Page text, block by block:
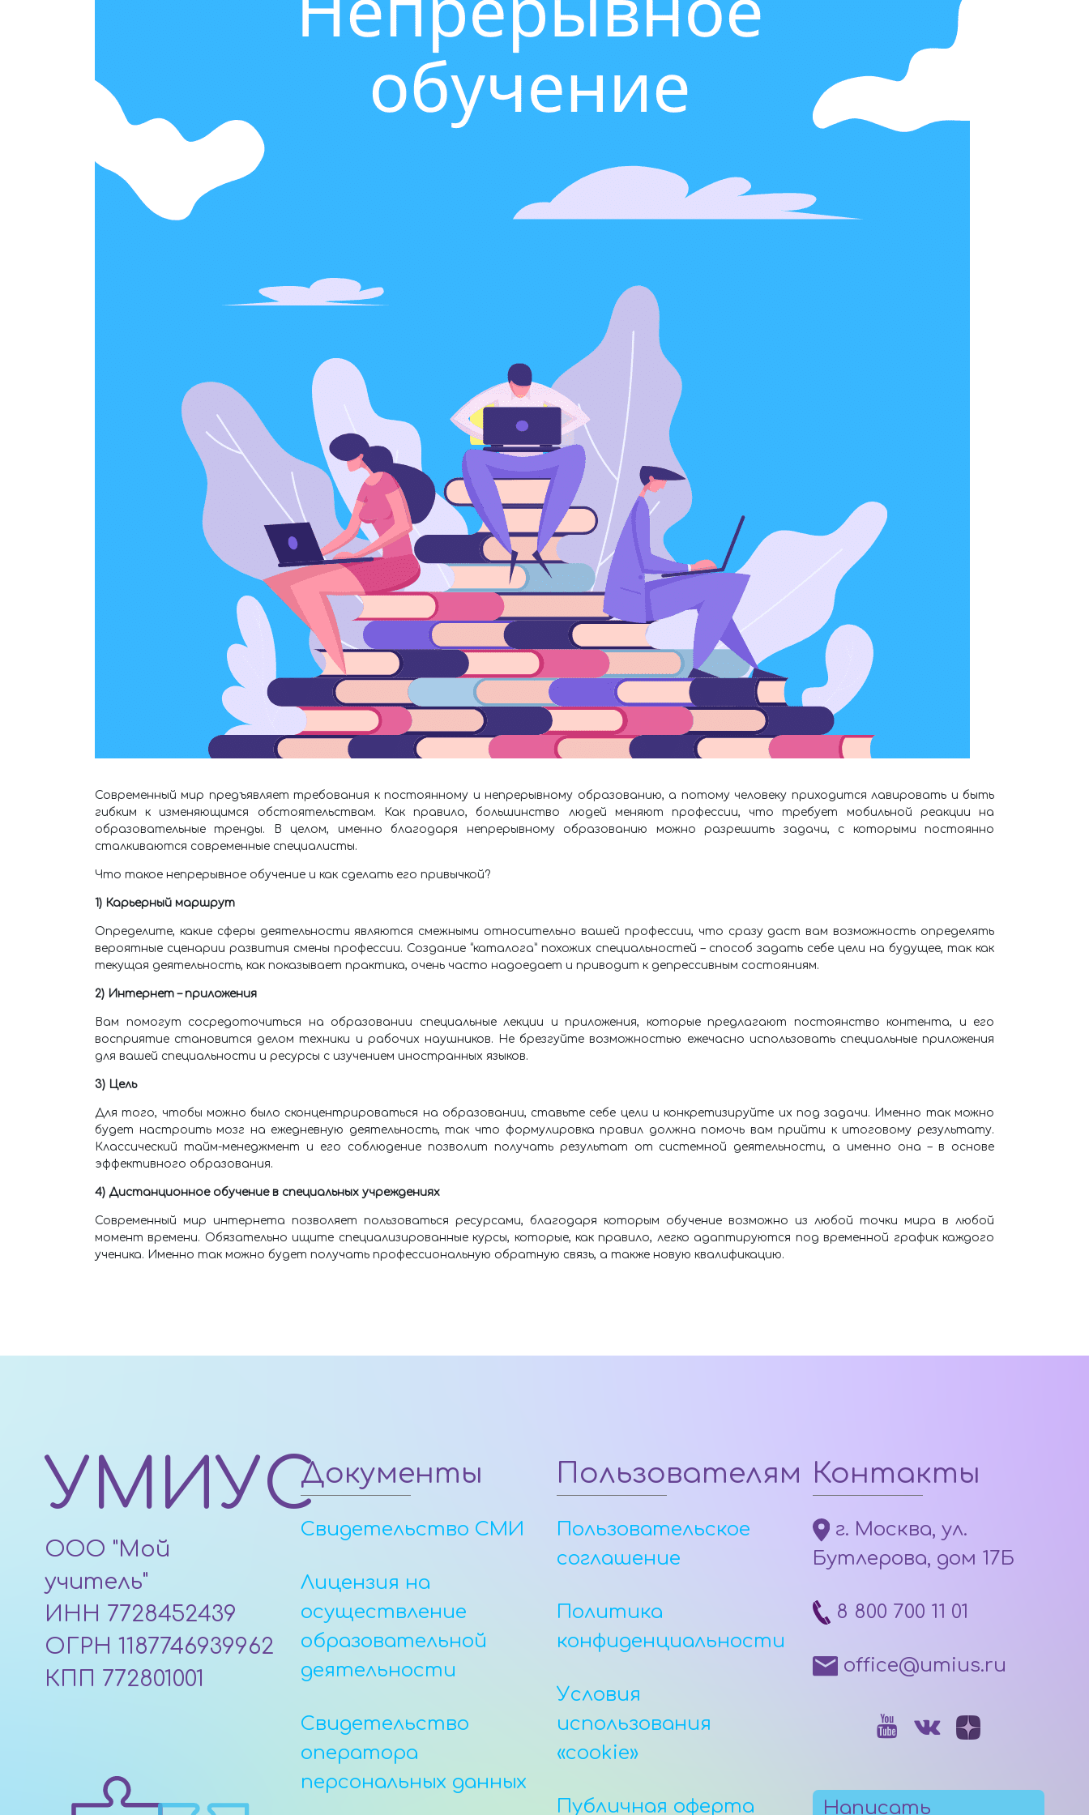
Современный мир предъявляет требования к постоянному и непрерывному образованию, а потому человеку приходится лавировать и быть
гибким к изменяющимся обстоятельствам. Как правило, большинство людей меняют профессии, что требует мобильной реакции на
образовательные тренды. В целом, именно благодаря непрерывному образованию можно разрешить задачи, с которыми постоянно
сталкиваются современные специалисты.
Что такое непрерывное обучение и как сделать его привычкой?
1) Карьерный маршрут
Определите, какие сферы деятельности являются смежными относительно вашей профессии, что сразу даст вам возможность определять
вероятные сценарии развития смены профессии. Создание “каталога” похожих специальностей – способ задать себе цели на будущее, так как
текущая деятельность, как показывает практика, очень часто надоедает и приводит к депрессивным состояниям.
2) Интернет – приложения
Вам помогут сосредоточиться на образовании специальные лекции и приложения, которые предлагают постоянство контента, и его
восприятие становится делом техники и рабочих наушников. Не брезгуйте возможностью ежечасно использовать специальные приложения
для вашей специальности и ресурсы с изучением иностранных языков.
3) Цель
Для того, чтобы можно было сконцентрироваться на образовании, ставьте себе цели и конкретизируйте их под задачи. Именно так можно
будет настроить мозг на ежедневную деятельность, так что формулировка правил должна помочь вам прийти к итоговому результату.
Классический тайм-менеджмент и его соблюдение позволит получать результат от системной деятельности, а именно она – в основе
эффективного образования.
4) Дистанционное обучение в специальных учреждениях
Современный мир интернета позволяет пользоваться ресурсами, благодаря которым обучение возможно из любой точки мира в любой
момент времени. Обязательно ищите специализированные курсы, которые, как правило, легко адаптируются под временной график каждого
ученика. Именно так можно будет получать профессиональную обратную связь, а также новую квалификацию.
УМИУС
ООО "Мой
учитель"
ИНН 7728452439
ОГРН 1187746939962
КПП 772801001
Документы
Свидетельство СМИ
Лицензия на
осуществление
образовательной
деятельности
Свидетельство
оператора
персональных данных
Пользователям
Пользовательское
соглашение
Политика
конфиденциальности
Условия
использования
«cookie»
Публичная оферта
Контакты
г. Москва, ул.
Бутлерова, дом 17Б
8 800 700 11 01
office@umius.ru
Написать